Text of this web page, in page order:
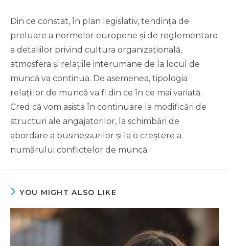
Din ce constat, în plan legislativ, tendința de
preluare a normelor europene și de reglementare
a detaliilor privind cultura organizațională,
atmosfera și relațiile interumane de la locul de
muncă va continua. De asemenea, tipologia
relațiilor de muncă va fi din ce în ce mai variată.
Cred că vom asista în continuare la modificări de
structuri ale angajatorilor, la schimbări de
abordare a businessurilor și la o creștere a
numărului conflictelor de muncă.
YOU MIGHT ALSO LIKE